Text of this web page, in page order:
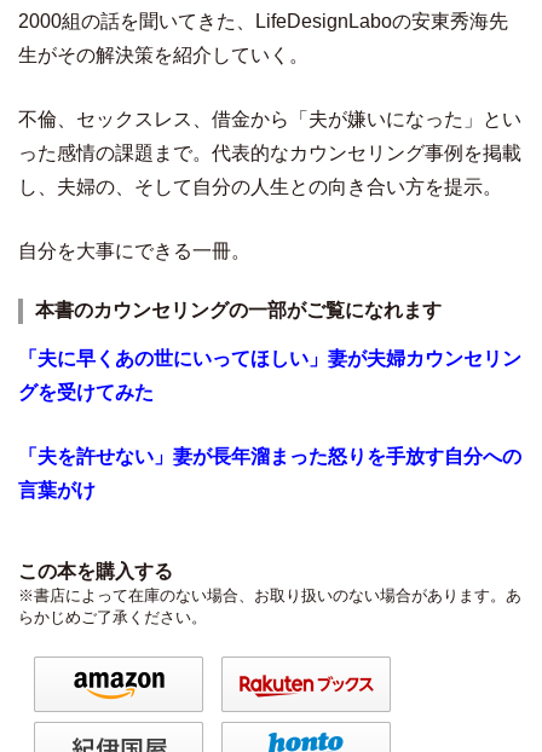
2000組の話を聞いてきた、LifeDesignLaboの安東秀海先
生がその解決策を紹介していく。
不倫、セックスレス、借金から「夫が嫌いになった」とい
った感情の課題まで。代表的なカウンセリング事例を掲載
し、夫婦の、そして自分の人生との向き合い方を提示。
自分を大事にできる一冊。
本書のカウンセリングの一部がご覧になれます
「夫に早くあの世にいってほしい」妻が夫婦カウンセリン
グを受けてみた
「夫を許せない」妻が長年溜まった怒りを手放す自分への
言葉がけ
この本を購入する
※書店によって在庫のない場合、お取り扱いのない場合があります。あ
らかじめご了承ください。